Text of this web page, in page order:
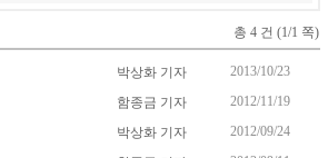
총 4 건 (1/1 쪽)
박상화 기자
2013/10/23
함종금 기자
2012/11/19
박상화 기자
2012/09/24